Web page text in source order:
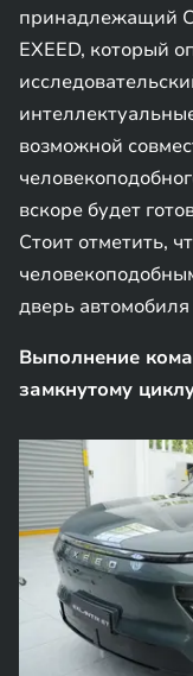
принадлежащий
EXEED, который
возможной
вскоре будет
Стоит отметить,
дверь
Выполнение
замкнутому